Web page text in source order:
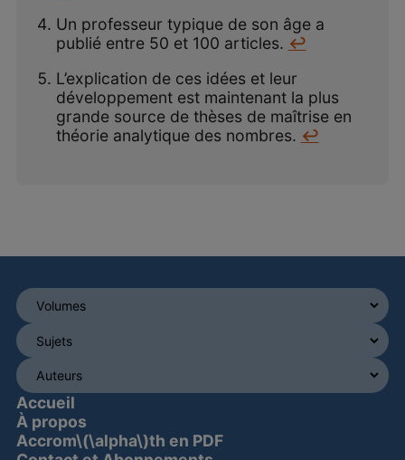
Un professeur typique de son âge a
publié entre 50 et 100 articles. ↩
L’explication de ces idées et leur
développement est maintenant la plus
grande source de thèses de maîtrise en
théorie analytique des nombres. ↩
Accueil
À propos
Accrom\(\alpha\)th en PDF